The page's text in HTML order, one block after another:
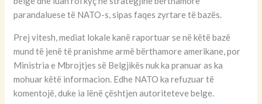
parandaluese të NATO-s, sipas faqes zyrtare të bazës.
Prej vitesh, mediat lokale kanë raportuar se në këtë bazë
mund të jenë të pranishme armë bërthamore amerikane, por
Ministria e Mbrojtjes së Belgjikës nuk ka pranuar as ka
mohuar këtë informacion. Edhe NATO ka refuzuar të
komentojë, duke ia lënë çështjen autoriteteve belge.